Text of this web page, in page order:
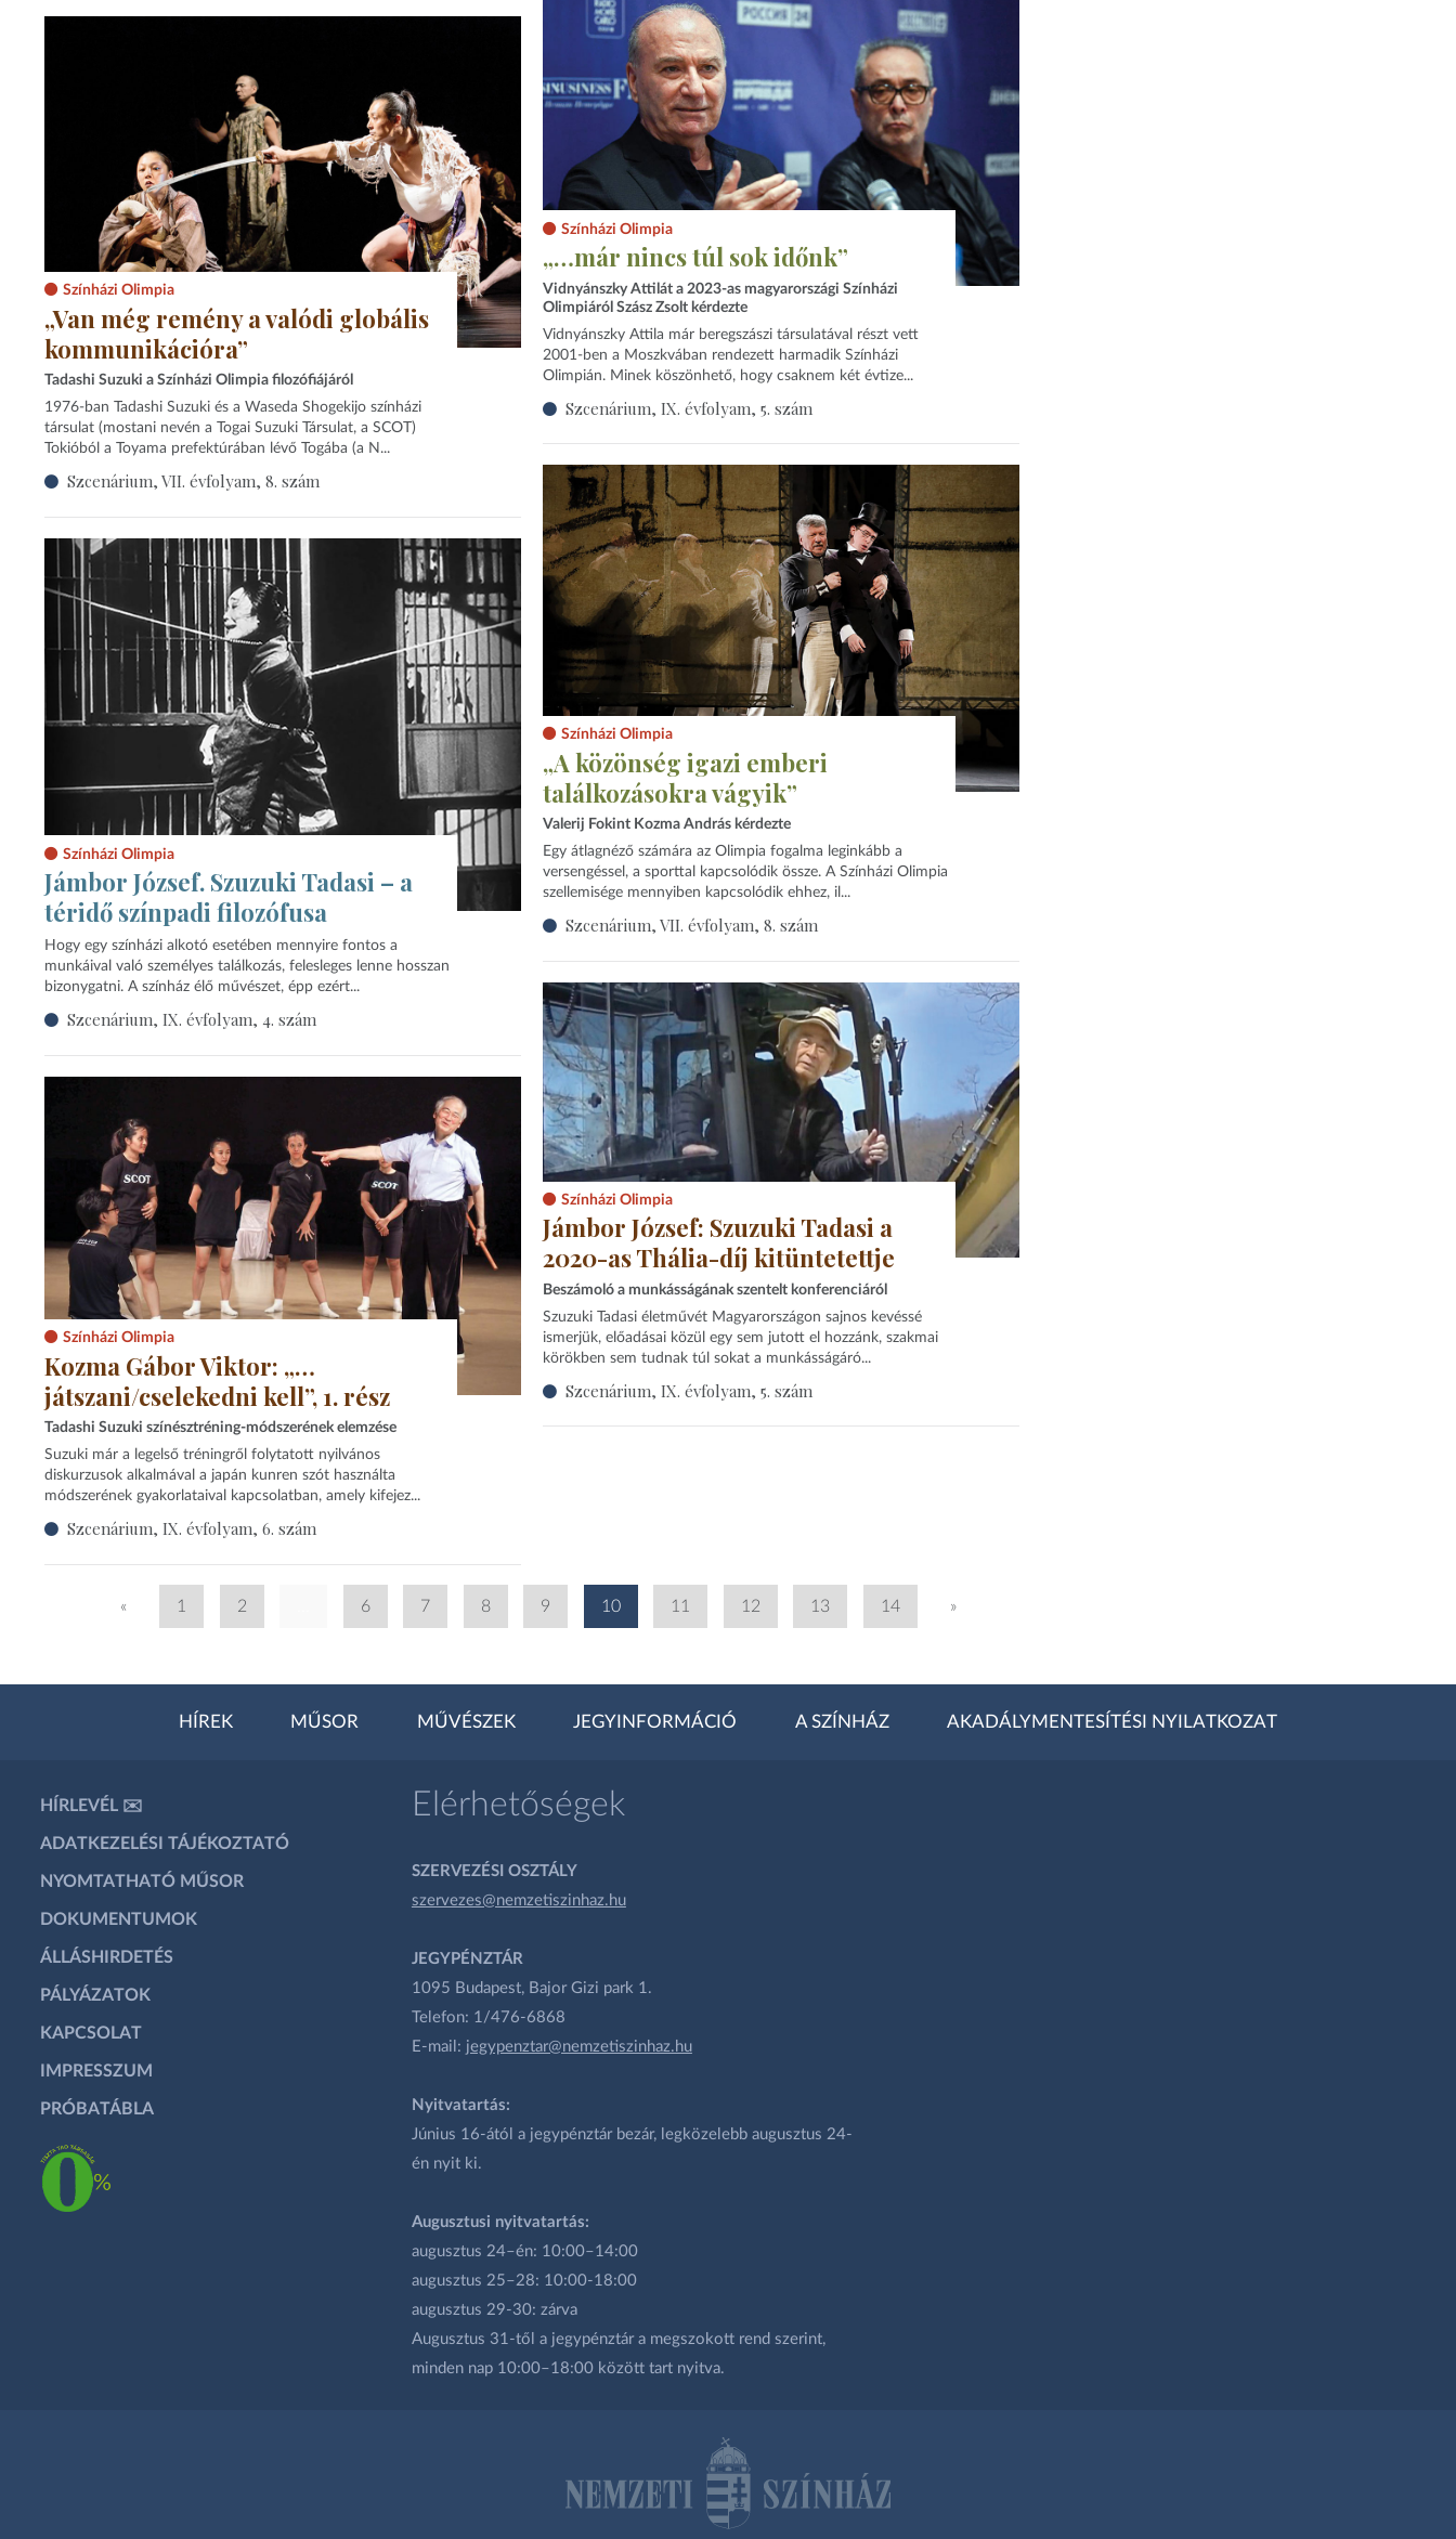
Színházi Olimpia
„…már nincs túl sok időnk”
Vidnyánszky Attilát a 2023-as magyarországi Színházi
Olimpiáról Szász Zsolt kérdezte
Vidnyánszky Attila már beregszászi társulatával részt vett
2001-ben a Moszkvában rendezett harmadik Színházi
Olimpián. Minek köszönhető, hogy csaknem két évtize...
Szcenárium, IX. évfolyam, 5. szám
Színházi Olimpia
„Van még remény a valódi globális
kommunikációra”
Tadashi Suzuki a Színházi Olimpia filozófiájáról
1976-ban Tadashi Suzuki és a Waseda Shogekijo színházi
társulat (mostani nevén a Togai Suzuki Társulat, a SCOT)
Tokióból a Toyama prefektúrában lévő Togába (a N...
Szcenárium, VII. évfolyam, 8. szám
Színházi Olimpia
„A közönség igazi emberi
találkozásokra vágyik”
Valerij Fokint Kozma András kérdezte
Egy átlagnéző számára az Olimpia fogalma leginkább a
versengéssel, a sporttal kapcsolódik össze. A Színházi Olimpia
szellemisége mennyiben kapcsolódik ehhez, il...
Szcenárium, VII. évfolyam, 8. szám
Színházi Olimpia
Jámbor József. Szuzuki Tadasi – a
téridő színpadi filozófusa
Hogy egy színházi alkotó esetében mennyire fontos a
munkáival való személyes találkozás, felesleges lenne hosszan
bizonygatni. A színház élő művészet, épp ezért...
Szcenárium, IX. évfolyam, 4. szám
Színházi Olimpia
Jámbor József: Szuzuki Tadasi a
2020-as Thália-díj kitüntetettje
Beszámoló a munkásságának szentelt konferenciáról
Szuzuki Tadasi életművét Magyarországon sajnos kevéssé
ismerjük, előadásai közül egy sem jutott el hozzánk, szakmai
körökben sem tudnak túl sokat a munkásságáró...
Szcenárium, IX. évfolyam, 5. szám
Színházi Olimpia
Kozma Gábor Viktor: „…
játszani/cselekedni kell”, 1. rész
Tadashi Suzuki színésztréning-módszerének elemzése
Suzuki már a legelső tréningről folytatott nyilvános
diskurzusok alkalmával a japán kunren szót használta
módszerének gyakorlataival kapcsolatban, amely kifejez...
Szcenárium, IX. évfolyam, 6. szám
« 1 2 6 7 8 9 10 11 12 13 14 »
HÍREK MŰSOR MŰVÉSZEK JEGYINFORMÁCIÓ A SZÍNHÁZ AKADÁLYMENTESÍTÉSI NYILATKOZAT
HÍRLEVÉL ✉️
ADATKEZELÉSI TÁJÉKOZTATÓ
NYOMTATHATÓ MŰSOR
DOKUMENTUMOK
ÁLLÁSHIRDETÉS
PÁLYÁZATOK
KAPCSOLAT
IMPRESSZUM
PRÓBATÁBLA
Elérhetőségek
SZERVEZÉSI OSZTÁLY
szervezes@nemzetiszinhaz.hu
JEGYPÉNZTÁR
1095 Budapest, Bajor Gizi park 1.
Telefon: 1/476-6868
E-mail: jegypenztar@nemzetiszinhaz.hu
Nyitvatartás:
Június 16-ától a jegypénztár bezár, legközelebb augusztus 24-
én nyit ki.
Augusztusi nyitvatartás:
augusztus 24–én: 10:00–14:00
augusztus 25–28: 10:00-18:00
augusztus 29-30: zárva
Augusztus 31-től a jegypénztár a megszokott rend szerint,
minden nap 10:00–18:00 között tart nyitva.